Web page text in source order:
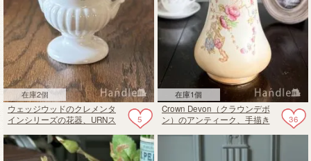
在庫2個
5
ウェッジウッドのクレメンタ
インシリーズの花器、URNス
ーベース
在庫1個
36
Crown Devon（クラウンデボ
ン）のアンティーク、手描き